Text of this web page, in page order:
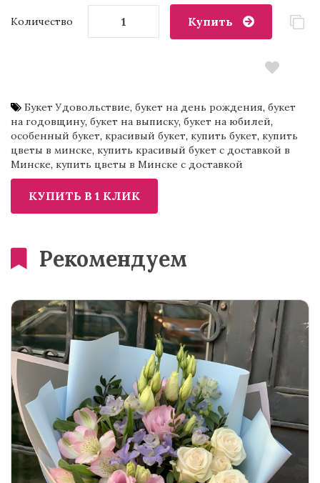
Количество Купить
Букет Удовольствие, букет на день рождения, букет
на годовщину, букет на выписку, букет на юбилей,
особенный букет, красивый букет, купить букет, купить
цветы в минске, купить красивый букет с доставкой в
Минске, купить цветы в Минске с доставкой
Рекомендуем